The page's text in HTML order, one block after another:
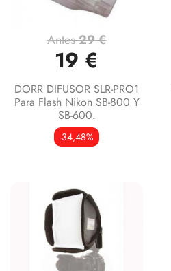
Antes29 €
19 €
DORR DIFUSOR SLR-PRO1
Para Flash Nikon SB-800 Y
SB-600.
-34,48%